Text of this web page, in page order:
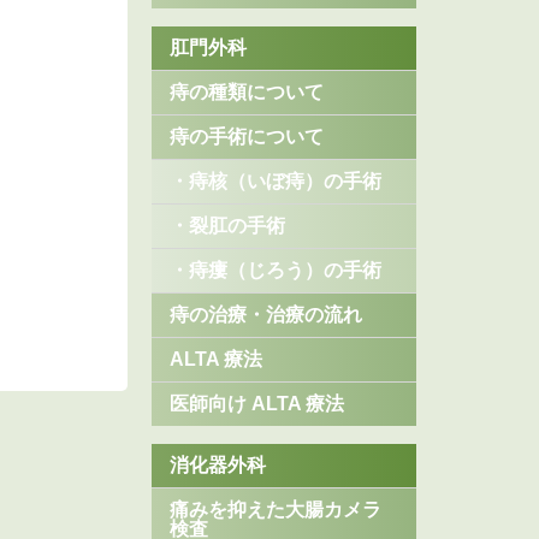
肛門外科
痔の種類について
痔の手術について
・痔核（いぼ痔）の手術
・裂肛の手術
・痔瘻（じろう）の手術
痔の治療・治療の流れ
ALTA 療法
医師向け ALTA 療法
消化器外科
痛みを抑えた大腸カメラ
検査